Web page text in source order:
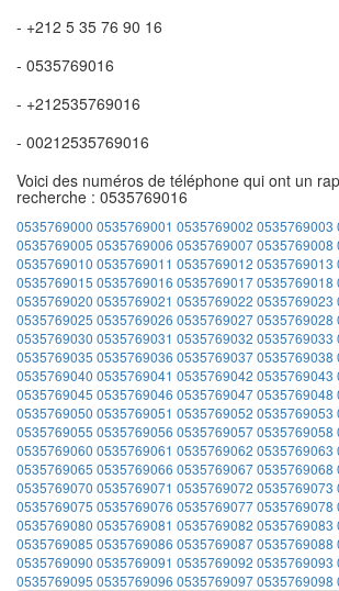
- +212 5 35 76 90 16
- 0535769016
- +212535769016
- 00212535769016
Voici des numéros de téléphone qui ont un
recherche : 0535769016
0535769000 0535769001 0535769002 0535769003
0535769005 0535769006 05357690070535769008
0535769010 0535769011 0535769012 0535769013
0535769015 0535769016 05357690170535769018
0535769020 0535769021 0535769022 0535769023
0535769025 0535769026 05357690270535769028
0535769030 0535769031 0535769032 0535769033
0535769035 0535769036 05357690370535769038
0535769040 0535769041 0535769042 0535769043
0535769045 0535769046 05357690470535769048
0535769050 0535769051 0535769052 0535769053
0535769055 0535769056 05357690570535769058
0535769060 0535769061 0535769062 0535769063
0535769065 0535769066 05357690670535769068
0535769070 0535769071 0535769072 0535769073
0535769075 0535769076 05357690770535769078
0535769080 0535769081 0535769082 0535769083
0535769085 0535769086 05357690870535769088
0535769090 0535769091 0535769092 0535769093
0535769095 0535769096 05357690970535769098